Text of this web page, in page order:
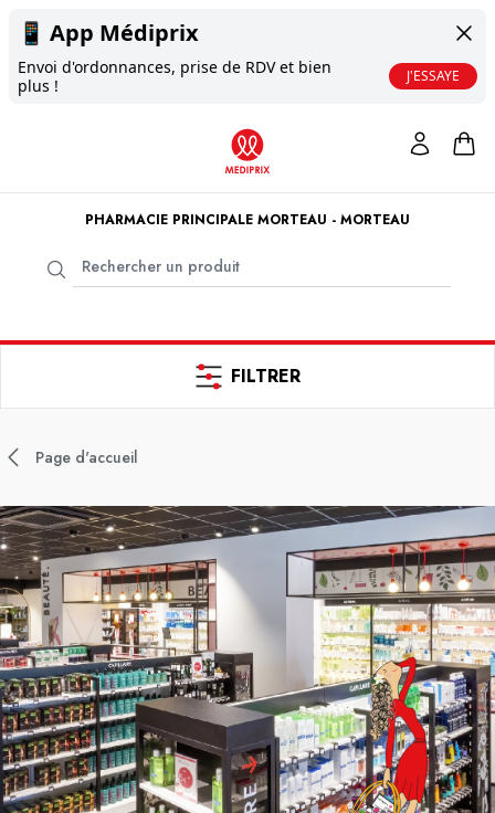
📱 App Médiprix
Envoi d'ordonnances, prise de RDV et bien
plus !
J'ESSAYE
PHARMACIE PRINCIPALE MORTEAU - MORTEAU
FILTRER
Page d'accueil